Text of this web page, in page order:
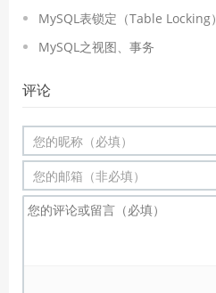
MySQL表锁定（Table Locking）
MySQL之视图、事务
评论